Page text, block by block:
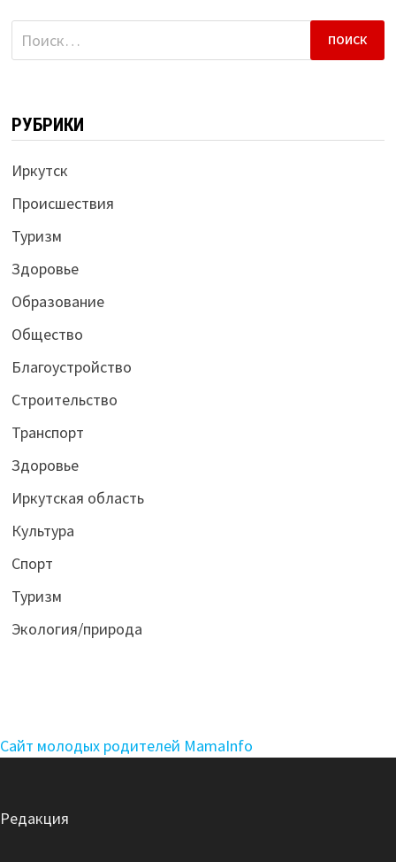
Найти:
РУБРИКИ
Иркутск
Происшествия
Туризм
Здоровье
Образование
Общество
Благоустройство
Строительство
Транспорт
Здоровье
Иркутская область
Культура
Спорт
Туризм
Экология/природа
Сайт молодых родителей MamaInfo
Редакция